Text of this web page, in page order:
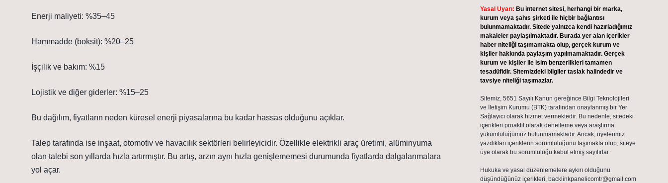
Enerji maliyeti: %35–45
Hammadde (boksit): %20–25
İşçilik ve bakım: %15
Lojistik ve diğer giderler: %15–25
Bu dağılım, fiyatların neden küresel enerji piyasalarına bu kadar hassas olduğunu açıklar.
Talep tarafında ise inşaat, otomotiv ve havacılık sektörleri belirleyicidir. Özellikle elektrikli araç üretimi, alüminyuma
olan talebi son yıllarda hızla artırmıştır. Bu artış, arzın aynı hızla genişlememesi durumunda fiyatlarda dalgalanmalara
yol açar.
Yasal Uyarı: Bu internet sitesi, herhangi bir marka,
kurum veya şahıs şirketi ile hiçbir bağlantısı
bulunmamaktadır. Sitede yalnızca kendi hazırladığımız
makaleler paylaşılmaktadır. Burada yer alan içerikler
haber niteliği taşımamakta olup, gerçek kurum ve
kişiler hakkında paylaşım yapılmamaktadır. Gerçek
kurum ve kişiler ile isim benzerlikleri tamamen
tesadüfidir. Sitemizdeki bilgiler taslak halindedir ve
tavsiye niteliği taşımazlar.
Sitemiz, 5651 Sayılı Kanun gereğince Bilgi Teknolojileri
ve İletişim Kurumu (BTK) tarafından onaylanmış bir Yer
Sağlayıcı olarak hizmet vermektedir. Bu nedenle, sitedeki
içerikleri proaktif olarak denetleme veya araştırma
yükümlülüğümüz bulunmamaktadır. Ancak, üyelerimiz
yazdıkları içeriklerin sorumluluğunu taşımakta olup, siteye
üye olarak bu sorumluluğu kabul etmiş sayılırlar.
Hukuka ve yasal düzenlemelere aykırı olduğunu
düşündüğünüz içerikleri, backlinkpanelicomtr@gmail.com